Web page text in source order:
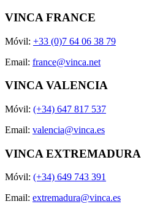
VINCA FRANCE
Móvil: +33 (0)7 64 06 38 79
Email: france@vinca.net
VINCA VALENCIA
Móvil: (+34) 647 817 537
Email: valencia@vinca.es
VINCA EXTREMADURA
Móvil: (+34) 649 743 391
Email: extremadura@vinca.es